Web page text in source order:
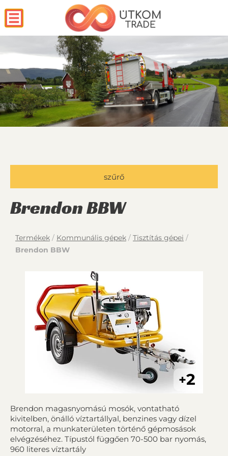
szűrő
Brendon BBW
Termékek / Kommunális gépek / Tisztítás gépei /
Brendon BBW
Brendon magasnyomású mosók, vontatható
kivitelben, önálló víztartállyal, benzines vagy dízel
motorral, a munkaterületen történő gépmosások
elvégzéséhez. Típustól függően 70-500 bar nyomás,
960 literes víztartály
+2